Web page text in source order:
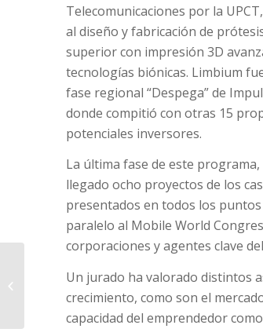
Telecomunicaciones por la
al diseño y fabricación de
superior con impresión 3D
tecnologías biónicas. Limbium
fase regional “Despega” de
donde compitió con otras 15
potenciales inversores.
La última fase de este programa,
llegado ocho proyectos de los
presentados en todos los puntos
paralelo al Mobile World
corporaciones y agentes clave
Un jurado ha valorado distintos
crecimiento, como son el
capacidad del emprendedor como
383 mujeres en sus
planes de
emprendimiento
durante 2...